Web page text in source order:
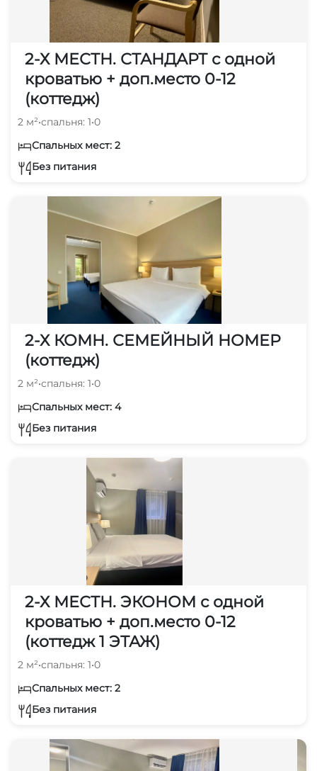
2-Х МЕСТН. СТАНДАРТ с одной
кроватью + доп.место 0-12
(коттедж)
2 м²•спальня: 1•0
Спальных мест: 2
Без питания
2-Х КОМН. СЕМЕЙНЫЙ НОМЕР
(коттедж)
2 м²•спальня: 1•0
Спальных мест: 4
Без питания
2-Х МЕСТН. ЭКОНОМ с одной
кроватью + доп.место 0-12
(коттедж 1 ЭТАЖ)
2 м²•спальня: 1•0
Спальных мест: 2
Без питания